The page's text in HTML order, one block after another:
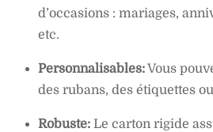
d’occasions : mariages,
etc.
Personnalisables:Vous
des rubans, des étiquettes
Robuste: Le carton rigide